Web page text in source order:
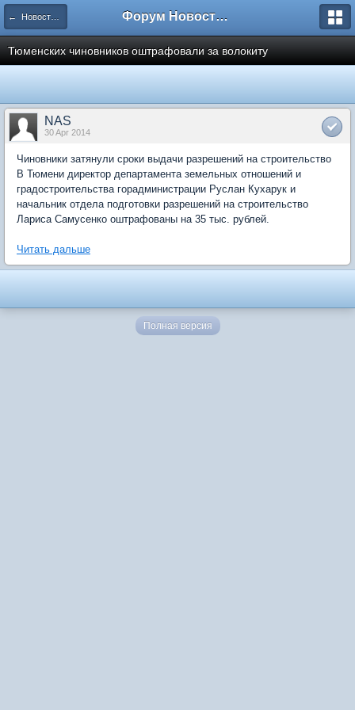
← Новости рынка недвижимости Форум Новостройки
Тюменских чиновников оштрафовали за волокиту
NAS
30 Apr 2014
Чиновники затянули сроки выдачи разрешений на строительство
В Тюмени директор департамента земельных отношений и
градостроительства горадминистрации Руслан Кухарук и
начальник отдела подготовки разрешений на строительство
Лариса Самусенко оштрафованы на 35 тыс. рублей.
Читать дальше
Полная версия